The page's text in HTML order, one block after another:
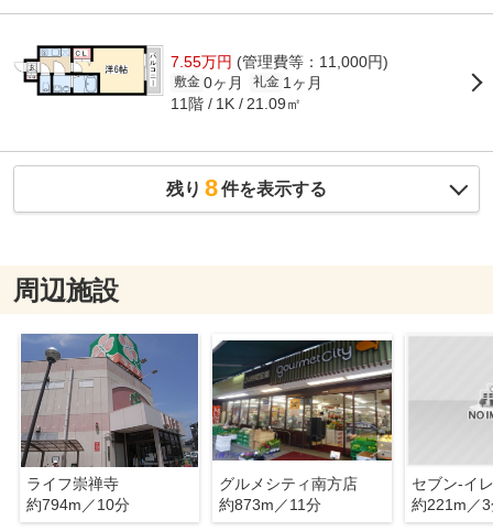
7.55万円 (管理費等：11,000円)
敷金 0ヶ月 礼金 1ヶ月
11階 1K 21.09㎡
残り 8件を表示する
周辺施設
ライフ崇禅寺
約794m／10分
グルメシティ南方店
約873m／11分
約221m／